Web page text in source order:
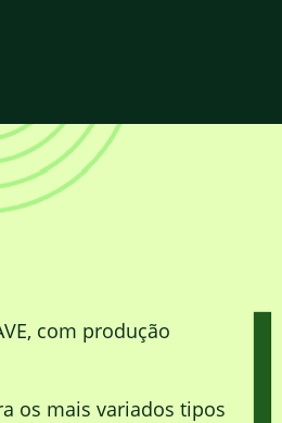
com produção
os mais variados tipos